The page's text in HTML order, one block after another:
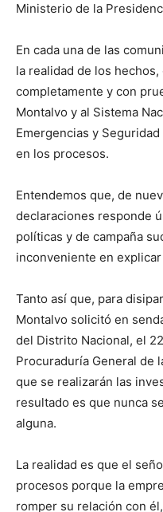
Ministerio de la
En cada una de las
la realidad de los
completamente y con
Montalvo y al Sistema
Emergencias y
en los procesos.
Entendemos que, de
declaraciones responde
políticas y de campaña
inconveniente en
Tanto así que, para
Montalvo solicitó en
del Distrito Nacional, el
Procuraduría General de
que se realizarán las
resultado es que nunca
alguna.
La realidad es que el
procesos porque la
romper su relación con